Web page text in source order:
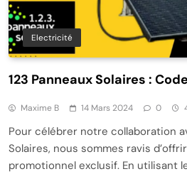
Electricité
123 Panneaux Solaires :
Maxime B 14 Mars 2024 0
Pour célébrer notre collaboration
Solaires, nous sommes ravis
promotionnel exclusif. En utilisant